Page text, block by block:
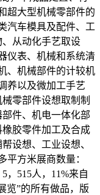
超大型机械零部件的
汽车模具及配件、工
从动化手艺取设
仪表、机械和系统清
、机械部件的计较机
养以及微加工手艺
零部件设想取制制
件、机电一体化部
胶零件加工及合成
设想、工业设想、
平方米展商数量：
，515人，11%来自
览”的所有做品，版